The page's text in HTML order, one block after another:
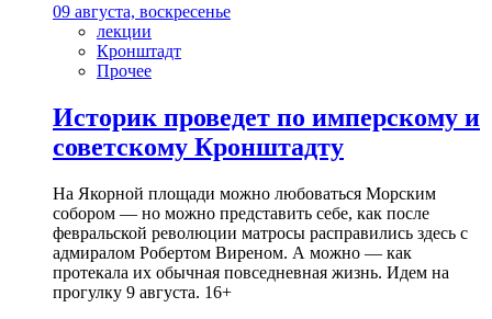
09 августа, воскресенье
лекции
Кронштадт
Прочее
Историк проведет по имперскому и
советскому Кронштадту
На Якорной площади можно любоваться Морским
собором — но можно представить себе, как после
февральской революции матросы расправились здесь с
адмиралом Робертом Виреном. А можно — как
протекала их обычная повседневная жизнь. Идем на
прогулку 9 августа. 16+